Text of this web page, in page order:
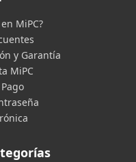
MiPC?
y Garantía
MiPC